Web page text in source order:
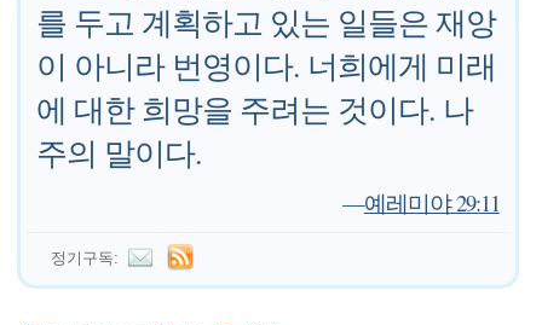
를 두고 계획하고 있는 일들은 재앙
이 아니라 번영이다. 너희에게 미래
에 대한 희망을 주려는 것이다. 나
주의 말이다.
—예레미야 29:11
정기구독: